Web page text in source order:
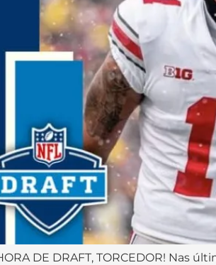
DE DRAFT, TORCEDOR! Nas